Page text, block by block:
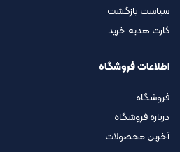
سیاست بازگشت
کارت هدیه خرید
اطلاعات فروشگاه
فروشگاه
درباره فروشگاه
آخرین محصولات